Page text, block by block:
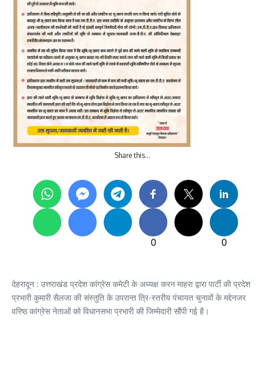
Share this…
0 0
देहरादून : उत्तराखंड प्रदेश कांग्रेस कमेटी के अध्यक्ष करन माहरा द्वारा पार्टी की प्रदेश
प्रभारी कुमारी सैलजा की संस्तुति के उपरान्त त्रि-स्तरीय पंचायत चुनावों के मद्देनजर
वरिष्ठ कांग्रेस नेताओं को विधानसभा प्रभारी की जिम्मेदारी सौंपी गई है।